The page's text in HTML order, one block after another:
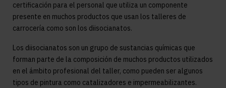
certificación para el personal que utiliza un componente
presente en muchos productos que usan los talleres de
carrocería como son los diisocianatos.
Los diisocianatos son un grupo de sustancias químicas que
forman parte de la composición de muchos productos utilizados
en el ámbito profesional del taller, como pueden ser algunos
tipos de pintura como catalizadores e impermeabilizantes.